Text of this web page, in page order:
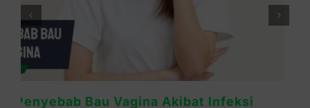
Miss V Gatal dan Bau Tidak Sedap? Bisa